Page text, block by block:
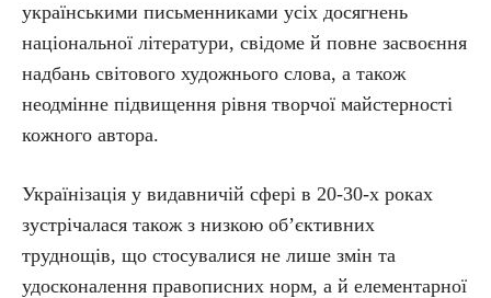
українськими письменниками усіх досягнень
національної літератури, свідоме й повне засвоєння
надбань світового художнього слова, а також
неодмінне підвищення рівня творчої майстерності
кожного автора.
Українізація у видавничій сфері в 20-30-х роках
зустрічалася також з низкою об’єктивних
труднощів, що стосувалися не лише змін та
удосконалення правописних норм, а й елементарної